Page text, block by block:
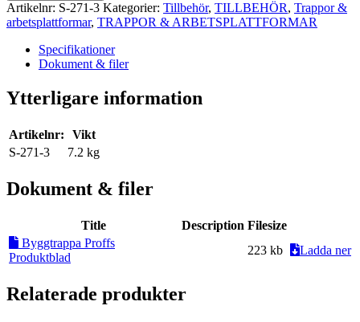
Artikelnr: S-271-3 Kategorier: Tillbehör, TILLBEHÖR, Trappor &
arbetsplattformar, TRAPPOR & ARBETSPLATTFORMAR
Specifikationer
Dokument & filer
Ytterligare information
Artikelnr:
Vikt
S-271-3
7.2 kg
Dokument & filer
Title Description Filesize
Byggtrappa Proffs
Produktblad
223 kb Ladda ner
Relaterade produkter